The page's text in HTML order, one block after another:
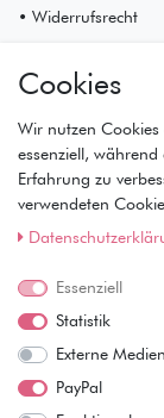
• Widerrufsrecht
• Registrierung
• Warenkorb
• Kasse
• Wunschliste
Service
• Datenschutz
• AGB
Wie läuft der
Cookies
Wir nutzen Cookies
essenziell,
Erfahrung zu
verwendeten
Essenziell
Statistik
Externe Medien
PayPal